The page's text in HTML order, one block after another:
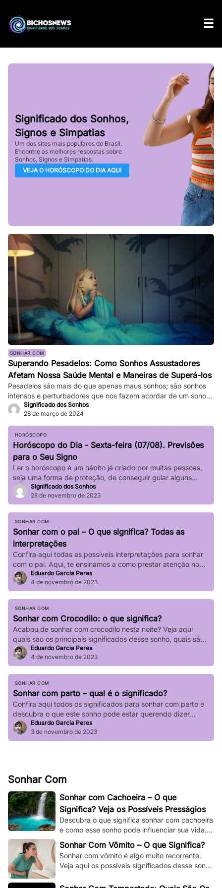
Significado dos Sonhos,
Signos e Simpatias
Um dos sites mais populares do Brasil.
Encontre as melhores respostas sobre
Sonhos, Signos e Simpatias.
VEJA O HORÓSCOPO DO DIA AQUI
SONHAR COM
Superando Pesadelos: Como Sonhos Assustadores
Afetam Nossa Saúde Mental e Maneiras de Superá-los
Pesadelos são mais do que apenas maus sonhos; são sonhos
intensos e perturbadores que nos fazem acordar de um sono
profundo. Eles podem ser tão vívidos e assustadores que
fazem nosso coração bater forte, e a sensação de medo
persiste mesmo depois de acordarmos. Enquanto pesadelos
ocasionais são comuns, ocorrências frequentes podem
impactar significativamente nossa […]
Significado dos Sonhos
28 de março de 2024
HORÓSCOPO
Horóscopo do Dia - Sexta-feira (07/08). Previsões
para o Seu Signo
Ler o horóscopo é um hábito já criado por muitas pessoas,
seja uma forma de proteção, de conseguir guiar alguns
passos de sua vida e até mesmo de sair de determinadas
“roubadas”, não é mesmo? Quer saber o que os astros estão
prevendo para seu signo no dia de hoje? Basta verificar
Significado dos Sonhos
28 de novembro de 2023
SONHAR COM
Sonhar com o pai – O que significa? Todas as
interpretações
Confira aqui todas as possíveis interpretações para sonhar
com o pai. Aqui, te ensinamos a como prestar atenção no
seu sonho!Eduardo Garcia Peres
4 de novembro de 2023
SONHAR COM
Sonhar com Crocodilo: o que significa?
Acabou de sonhar com crocodilo nesta noite? Veja aqui
quais são os principais significados desse sonho, quais são
suas principais variações!
Eduardo Garcia Peres
4 de novembro de 2023
SONHAR COM
Sonhar com parto – qual é o significado?
Confira aqui todos os significados para sonhar com parto e
descubra o que este sonho pode estar querendo dizer
sobre a sua vida.
Eduardo Garcia Peres
3 de novembro de 2023
Sonhar Com
Sonhar com Cachoeira – O que
Significa? Veja os Possíveis Presságios
Descubra o que significa sonhar com cachoeira
e como esse sonho pode influenciar sua vida.
Explore os significados espirituais,
psicológicos!
Sonhar Com Vômito – O que Significa?
Sonhar com vômito é algo muito recorrente.
Veja aqui os possíveis significados desse sonho